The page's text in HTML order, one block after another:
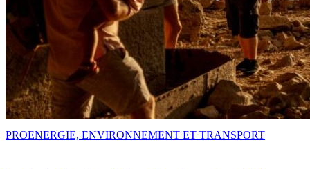
PROENERGIE, ENVIRONNEMENT ET TRANSPORT